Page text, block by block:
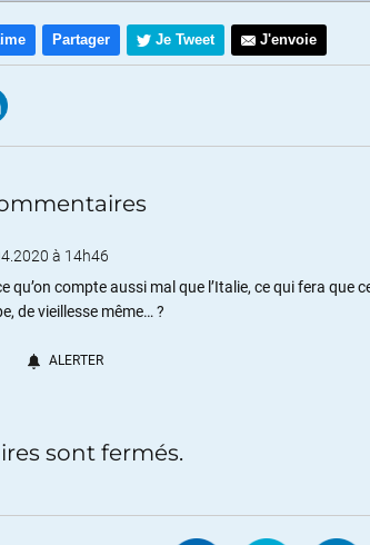
Partager Je Tweet J'envoie
à 14h46
qu’on compte aussi mal que l’Italie, ce qui fera que
de vieillesse même… ?
ALERTER
sont fermés.